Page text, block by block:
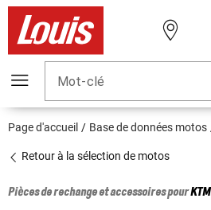
Mot-clé
Page d'accueil Base de données motos
Retour à la sélection de motos
Pièces de rechange et accessoires pourKTM